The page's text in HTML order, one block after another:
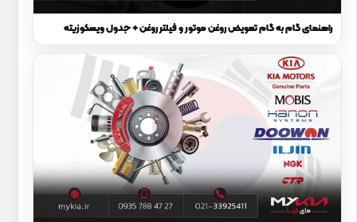
راهنمای گام به گام تعویض روغن موتور و فیلتر روغن + جدول ویسکوزیته